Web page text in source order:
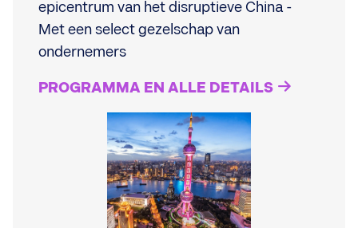
epicentrum van het disruptieve China -
Met een select gezelschap van
ondernemers
PROGRAMMA EN ALLE DETAILS